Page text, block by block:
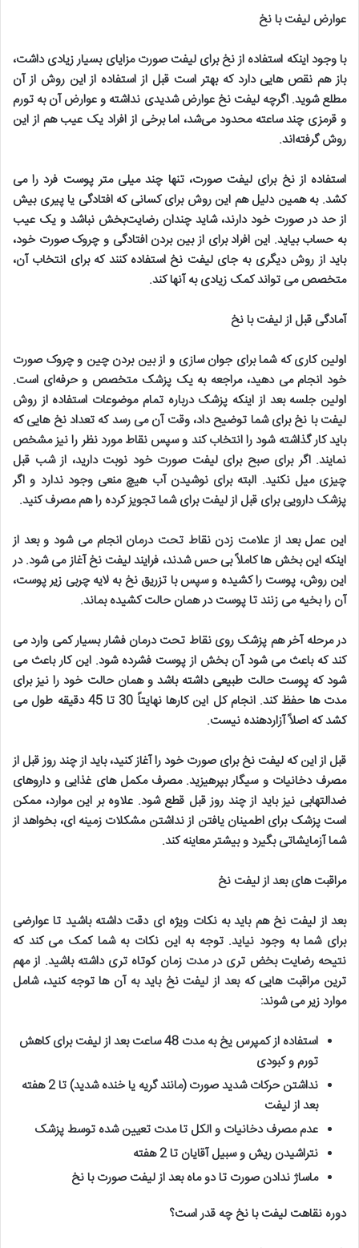
عوارض لیفت با نخ
با وجود اینکه استفاده از نخ برای لیفت صورت مزایای بسیار زیادی داشت،
باز هم نقص هایی دارد که بهتر است قبل از استفاده از این روش از آن
مطلع شوید.اگرچه لیفت نخ عوارض شدیدی نداشته و عوارض آن به تورم
و قرمزی چند ساعته محدود می‌شد، اما برخی از افراد یک عیب هم از این
روش گرفته‌اند.
استفاده از نخ برای لیفت صورت، تنها چند میلی متر پوست فرد را می
کشد. به همین دلیل هم این روش برای کسانی که افتادگی یا پیری بیش
از حد در صورت خود دارند، شاید چندان رضایت‌بخش نباشد و یک عیب
به حساب بیاید. این افراد برای از بین بردن افتادگی و چروک صورت خود،
باید از روش دیگری به جای لیفت نخ استفاده کنند که برای انتخاب آن،
متخصص می تواند کمک زیادی به آنها کند.
آمادگی قبل از لیفت با نخ
اولین کاری که شما برای جوان سازی و از بین بردن چین و چروک صورت
خود انجام می دهید، مراجعه به یک پزشک متخصص و حرفه‌ای است.
اولین جلسه بعد از اینکه پزشک درباره تمام موضوعات استفاده از روش
لیفت با نخ برای شما توضیح داد، وقت آن می رسد که تعداد نخ هایی که
باید کار گذاشته شود را انتخاب کند و سپس نقاط مورد نظر را نیز مشخص
نمایند. اگر برای صبح برای لیفت صورت خود نوبت دارید، از شب قبل
چیزی میل نکنید. البته برای نوشیدن آب هیچ منعی وجود ندارد و اگر
پزشک دارویی برای قبل از لیفت برای شما تجویز کرده را هم مصرف کنید.
این عمل بعد از علامت زدن نقاط تحت درمان انجام می شود و بعد از
اینکه این بخش ها کاملاً بی حس شدند، فرایند لیفت نخ آغاز می شود. در
این روش، پوست را کشیده و سپس با تزریق نخ به لایه چربی زیر پوست،
آن را بخیه می زنند تا پوست در همان حالت کشیده بماند.
در مرحله آخر هم پزشک روی نقاط تحت درمان فشار بسیار کمی وارد می
کند که باعث می شود آن بخش از پوست فشرده شود. این کار باعث می
شود که پوست حالت طبیعی داشته باشد و همان حالت خود را نیز برای
مدت ها حفظ کند. انجام کل این کارها نهایتاً 30 تا 45 دقیقه طول می
کشد که اصلاً آزاردهنده نیست.
قبل از این که لیفت نخ برای صورت خود را آغاز کنید، باید از چند روز قبل از
مصرف دخانیات و سیگار بپرهیزید. مصرف مکمل های غذایی و داروهای
ضدالتهابی نیز باید از چند روز قبل قطع شود. علاوه بر این موارد، ممکن
است پزشک برای اطمینان یافتن از نداشتن مشکلات زمینه ای، بخواهد از
شما آزمایشاتی بگیرد و بیشتر معاینه کند.
مراقبت های بعد از لیفت نخ
بعد از لیفت نخ هم باید به نکات ویژه ای دقت داشته باشید تا عوارضی
برای شما به وجود نیاید. توجه به این نکات به شما کمک می کند که
نتیحه رضایت بخض تری در مدت زمان کوتاه تری داشته باشید. از مهم
ترین مراقبت هایی که بعد از لیفت نخ باید به آن ها توجه کنید، شامل
موارد زیر می شوند:
استفاده از کمپرس یخ به مدت 48 ساعت بعد از لیفت برای کاهش
تورم و کبودی
نداشتن حرکات شدید صورت (مانند گریه یا خنده شدید) تا 2 هفته
بعد از لیفت
عدم مصرف دخانیات و الکل تا مدت تعیین شده توسط پزشک
نتراشیدن ریش و سبیل آقایان تا 2 هفته
ماساژ ندادن صورت تا دو ماه بعد از لیفت صورت با نخ
دوره نقاهت لیفت با نخ چه قدر است؟